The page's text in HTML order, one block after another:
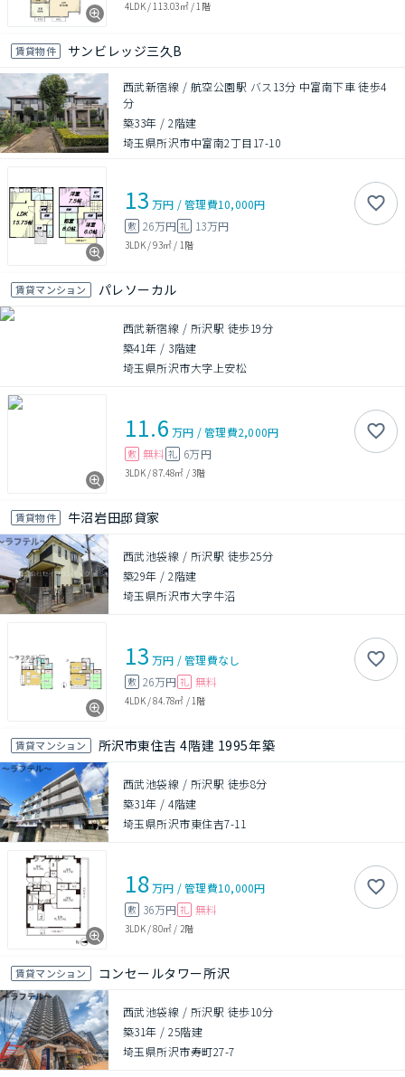
4LDK/ 113.03㎡/ 1階
賃貸物件 サンビレッジ三久B
西武新宿線 / 航空公園駅 バス13分 中富南下車 徒歩4
分
築33年 /2階建
埼玉県所沢市中富南2丁目17-10
13 万円 /管理費10,000円
敷 26万円 礼 13万円
3LDK/93㎡ / 1階
賃貸マンション パレソーカル
西武新宿線 / 所沢駅 徒歩19分
築41年 / 3階建
埼玉県所沢市大字上安松
11.6 万円 /管理費2,000円
敷 無料 礼 6万円
3LDK/87.48㎡ /3階
賃貸物件 牛沼岩田邸貸家
西武池袋線 / 所沢駅 徒歩25分
築29年 /2階建
埼玉県所沢市大字牛沼
13 万円 /管理費なし
敷 26万円 礼 無料
4LDK/84.78㎡ / 1階
賃貸マンション 所沢市東住吉 4階建 1995年築
西武池袋線 / 所沢駅 徒歩8分
築31年 /4階建
埼玉県所沢市東住吉7-11
18万円 /管理費10,000円
敷 36万円 礼 無料
3LDK/80㎡ / 2階
賃貸マンション コンセールタワー所沢
西武池袋線 / 所沢駅 徒歩10分
築31年 /25階建
埼玉県所沢市寿町27-7